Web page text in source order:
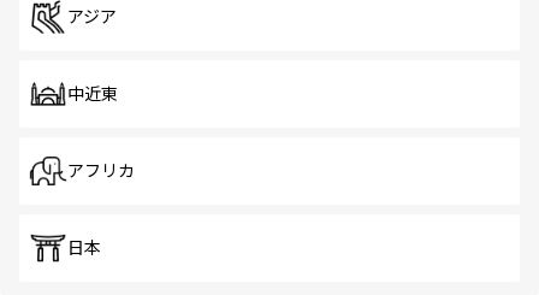
アジア
中近東
アフリカ
日本